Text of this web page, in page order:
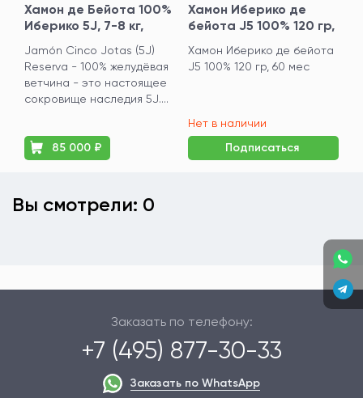
Хамон де Бейота 100%
Иберико 5J, 7-8 кг,
выдержка 36 месяцев
+
Jamón Cinco Jotas (5J)
Reserva - 100% желудёвая
ветчина - это настоящее
сокровище наследия 5J....
85 000 ₽
Хамон Иберико де
бейота J5 100% 120 гр,
Хамон Иберико де бейота
J5 100% 120 гр, 60 мес
Нет в наличии
Подписаться
Вы смотрели: 0
Заказать по телефону:
+7 (495) 877-30-33
Заказать по WhatsApp